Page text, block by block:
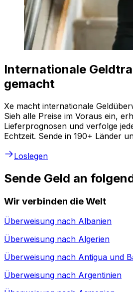
Internationale
gemacht
Xe macht internationale
Sieh alle Preise im Voraus ein,
Lieferprognosen und verfolge
Echtzeit. Sende in 190+ Länder
Loslegen
Sende Geld an
Wir verbinden die Welt
Überweisung nach Albanien
Überweisung nach Algerien
Überweisung nach Antigua und
Überweisung nach Argentinien